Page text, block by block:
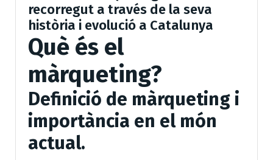
recorregut a través de la seva
història i evolució a Catalunya
Què és el
màrqueting?
Definició de màrqueting i
importància en el món
actual.